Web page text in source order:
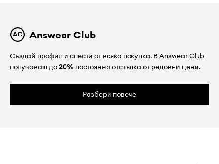
Answear Club
Създай профил и спести от всяка покупка. В Answear Club
получаваш до20% постоянна отстъпка от редовни цени.
Разбери повече